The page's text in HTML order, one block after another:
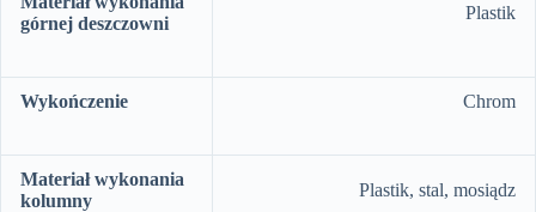
górnej deszczowni
Plastik
Wykończenie Chrom
Materiał wykonania
kolumny
Plastik, stal, mosiądz